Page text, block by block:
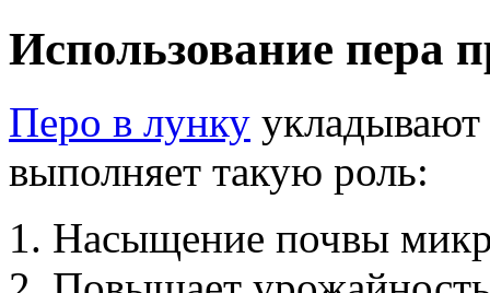
Использование пера
Перо в лунку
выполняет такую роль:
Насыщение почвы